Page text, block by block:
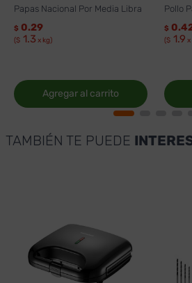
Papas Nacional Por Media Libra
$ 0.29
($ 1.3 x kg)
Agregar al carrito
Pollo
$
($ 1.9 x
TAMBIÉN TE PUEDE